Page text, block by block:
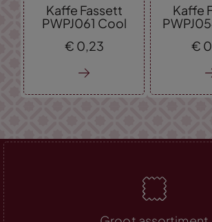
Kaffe Fassett
PWPJ061 Cool
€ 0, 23
Kaffe
€ 0,